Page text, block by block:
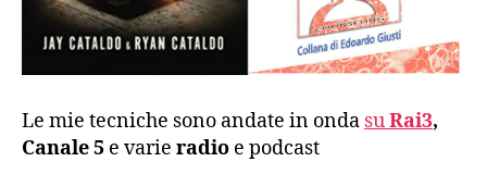
Le mie tecniche sono andate in onda suRai3,
Canale 5 e varie radio e podcast